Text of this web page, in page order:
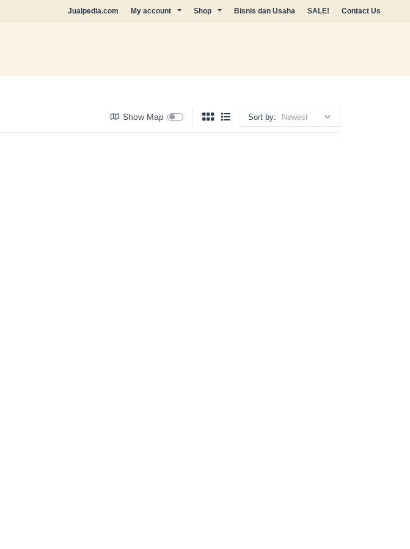
Jualpedia.com My account Shop Bisnis dan Usaha SALE! Contact Us
Show Map Sort by: